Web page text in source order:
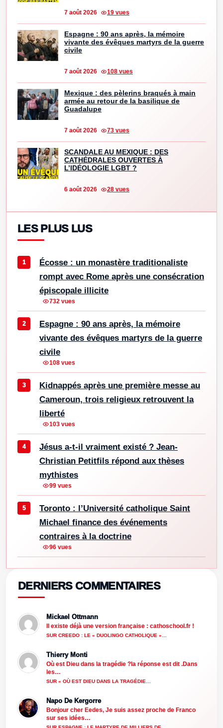
7 août 2026 19 vues
Espagne : 90 ans après, la mémoire
vivante des évêques martyrs de la guerre
civile
7 août 2026 108 vues
Mexique : des pèlerins braqués à main
armée au retour de la basilique de
Guadalupe
7 août 2026 73 vues
SCANDALE AU MEXIQUE : DES
CATHÉDRALES OUVERTES À
L’IDÉOLOGIE LGBT ?
6 août 2026 28 vues
LES PLUS LUS
Écosse : un monastère traditionaliste
rompt avec Rome après une consécration
épiscopale illicite
732 vues
Espagne : 90 ans après, la mémoire
vivante des évêques martyrs de la guerre
civile
108 vues
Kidnappés après une première messe au
Cameroun, trois religieux retrouvent la
liberté
103 vues
Jésus a-t-il vraiment existé ? Jean-
Christian Petitfils répond aux thèses
mythistes
99 vues
Toronto : l’Université catholique Saint
Michael finance des événements
contraires à la doctrine
96 vues
DERNIERS COMMENTAIRES
Mickael Ottmann
Il existe déjà une version française : cathoschool.fr !
SUR CREEDO : LE « DUOLINGO CATHOLIQUE »…
Thierry Monti
Où est Dieu dans la tragédie ?la réponse est dit .Dans
les…
SUR « OÙ EST DIEU DANS LA TRAGÉDIE…
Napo De Kergorre
Bonjour cher Eedes, Je suis assez proche de Franco
sur ses idées…